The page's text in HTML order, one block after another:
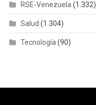
RSE-Venezuela(1.332)
Salud (1.304)
Tecnología(90)